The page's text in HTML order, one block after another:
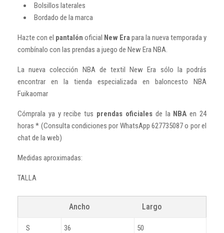
Bolsillos laterales
Bordado de la marca
Hazte con el pantalón oficial New Erapara la nueva temporada y
combínalo con las prendas a juego de New Era NBA.
La nueva colección NBA de textil New Era sólo la podrás
encontrar en la tienda especializada en baloncesto NBA
Fuikaomar
Cómprala ya y recibe tus prendas oficialesde la NBA en 24
horas * (Consulta condiciones por WhatsApp 627735087 o por el
chat de la web)
Medidas aproximadas:
TALLA
Ancho Largo
S 36 50